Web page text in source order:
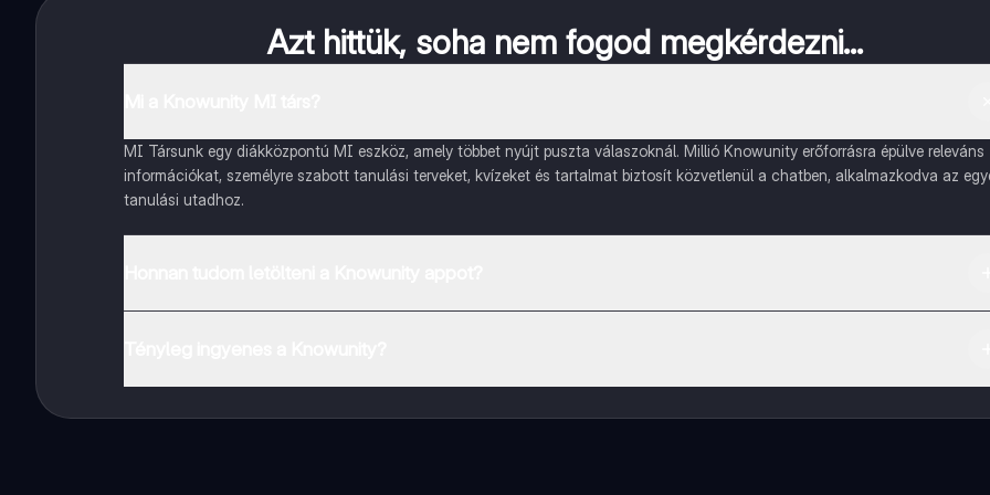
Azt hittük, soha nem fogod megkérdezni...
MI Társunk egy diákközpontú MI eszköz, amely többet nyújt puszta válaszoknál. Millió Knowunity erőforrásra épülve releváns
információkat, személyre szabott tanulási terveket, kvízeket és tartalmat biztosít közvetlenül a chatben, alkalmazkodva az
tanulási utadhoz.
a kezed ügyében.